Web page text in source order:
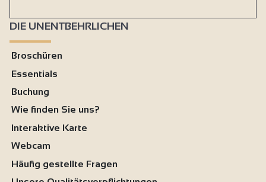
DIE UNENTBEHRLICHEN
Broschüren
Essentials
Buchung
Wie finden Sie uns?
Interaktive Karte
Webcam
Häufig gestellte Fragen